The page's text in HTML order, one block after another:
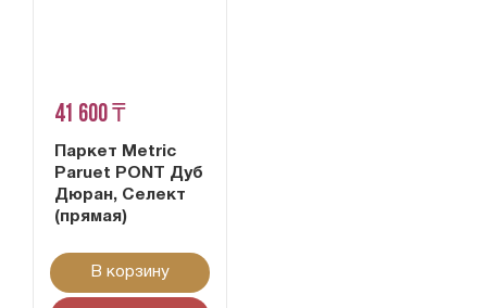
41 600 ₸
Паркет Metric
Paruet PONT Дуб
Дюран, Селект
(прямая)
В корзину